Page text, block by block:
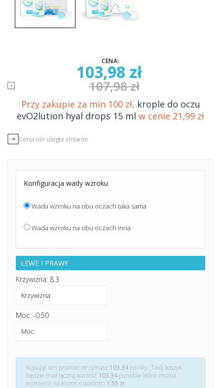
CENA:
103,98 zł
107,98 zł
Przy zakupie za min 100 zł, krople do oczu
evO2lution hyal drops 15 ml w cenie 21,99 zł
Cena nie uległa zmianie
Konfiguracja wady wzroku
Wada wzroku na obu oczach taka sama
Wada wzroku na obu oczach inna
LEWE I PRAWE
Krzywizna: 8.3
Moc: -0.50
Kupując ten produkt otrzymasz 103.34 punkty. Twój koszyk
będzie miał łączną wartość 103.34 punktów które można
wymienić na kupon o wartości 1,55 zł.